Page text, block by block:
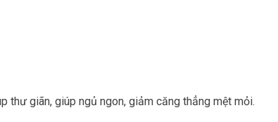
thư giãn, giúp ngủ ngon, giảm căng thẳng mệt mỏi.